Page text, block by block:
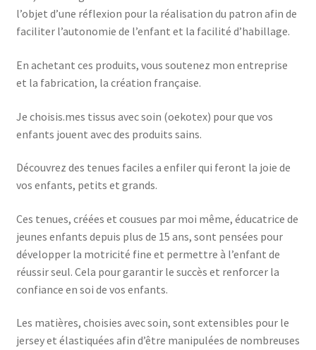
l’objet d’une réflexion pour la réalisation du patron afin de
faciliter l’autonomie de l’enfant et la facilité d’habillage.
En achetant ces produits, vous soutenez mon entreprise
et la fabrication, la création française.
Je choisis.mes tissus avec soin (oekotex) pour que vos
enfants jouent avec des produits sains.
Découvrez des tenues faciles a enfiler qui feront la joie de
vos enfants, petits et grands.
Ces tenues, créées et cousues par moi même, éducatrice de
jeunes enfants depuis plus de 15 ans, sont pensées pour
développer la motricité fine et permettre à l’enfant de
réussir seul. Cela pour garantir le succès et renforcer la
confiance en soi de vos enfants.
Les matières, choisies avec soin, sont extensibles pour le
jersey et élastiquées afin d’être manipulées de nombreuses